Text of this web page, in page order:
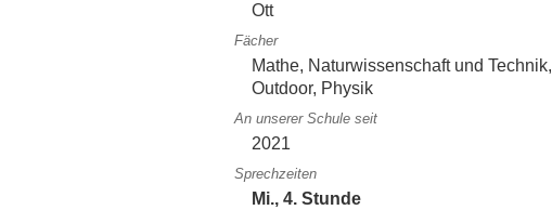
Ott
Fächer
Mathe, Naturwissenschaft und Technik,
Outdoor, Physik
An unserer Schule seit
2021
Sprechzeiten
Mi., 4. Stunde